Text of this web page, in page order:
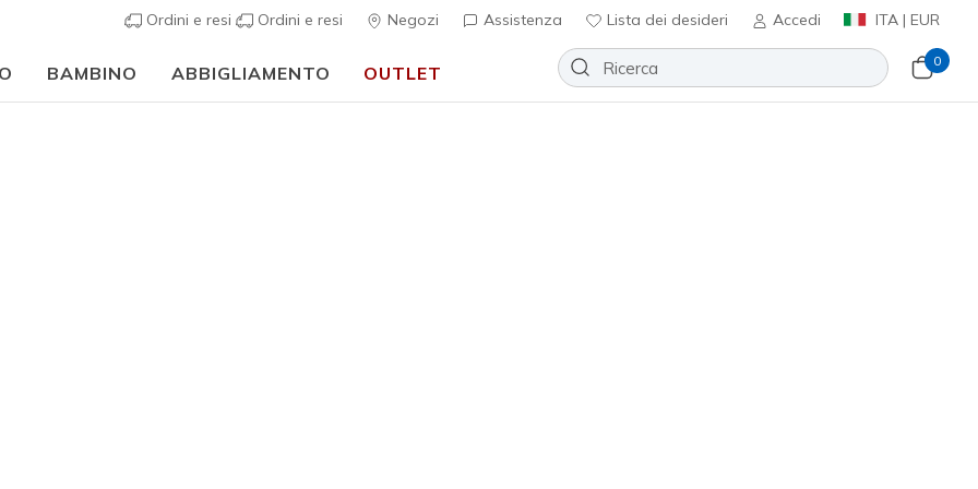
Ordini e resi Ordini e resi Negozi Assistenza Lista dei desideri Accedi ITA | EUR
BAMBINO ABBIGLIAMENTO OUTLET
0